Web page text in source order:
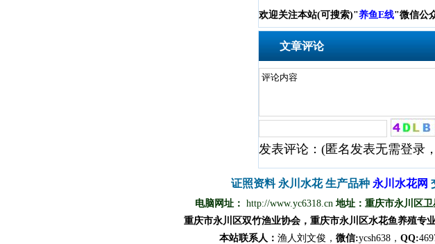
欢迎关注本站(可搜索)"养鱼E线"微信公
文章评论
发表评论：(匿名发表无需登录
电脑网址： http://www.yc6318.cn 地址：重庆市永川区
重庆市永川区双竹渔业协会，重庆市永川区水花鱼养殖专
本站联系 人 ： 渔 人 刘 文俊 ， 微信:ycsh638， QQ:
证照资料 永川水花 生产品种 永 川 水花网